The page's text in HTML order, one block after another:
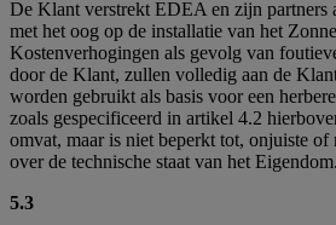
De Klant verstrekt EDEA en zijn partners
met het oog op de installatie van het
Kostenverhogingen als gevolg van
door de Klant, zullen volledig aan de
worden gebruikt als basis voor een
zoals gespecificeerd in artikel 4.2
omvat, maar is niet beperkt tot, onjuiste
over de technische staat van het Eigendom.
5.3